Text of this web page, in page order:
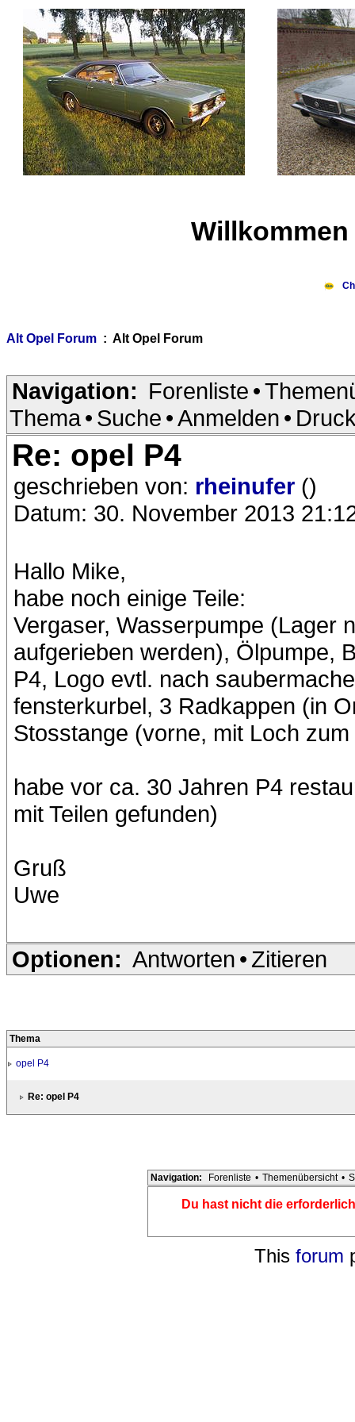
Alt Opel Forum : Alt Opel Forum
Navigation: Forenliste •
Thema• Suche •Anmelden •
Re: opel P4
geschrieben von: rheinufer ()
Datum: 30. November 2013
Hallo Mike,
habe noch einige Teile:
Vergaser, Wasserpumpe (Lager
aufgerieben werden), Ölpumpe,
P4, Logo evtl. nach
fensterkurbel, 3 Radkappen (in
Stosstange (vorne, mit Loch
habe vor ca. 30 Jahren P4
mit Teilen gefunden)
Gruß
Uwe
Optionen: Antworten • Zitieren
Thema
opel P4
Re: opel P4
Navigation: Forenliste • Themenübersicht •
Du hast nicht die
This forum